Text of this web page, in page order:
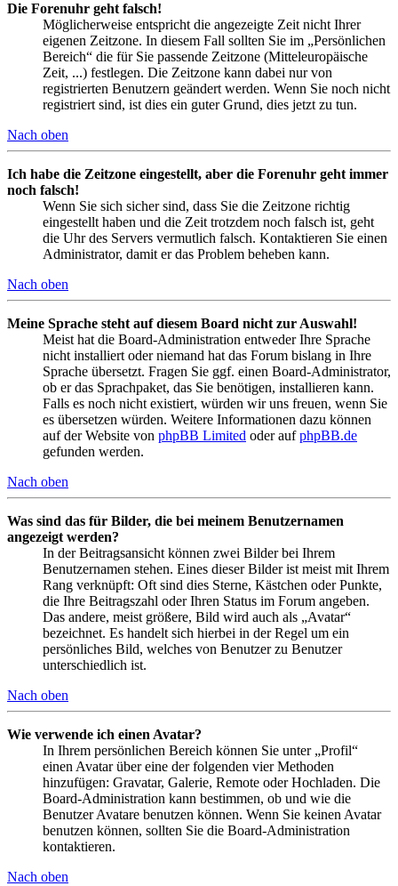
Die Forenuhr geht falsch!
Möglicherweise entspricht die angezeigte Zeit nicht Ihrer
eigenen Zeitzone. In diesem Fall sollten Sie im „Persönlichen
Bereich“ die für Sie passende Zeitzone (Mitteleuropäische
Zeit, ...) festlegen. Die Zeitzone kann dabei nur von
registrierten Benutzern geändert werden. Wenn Sie noch nicht
registriert sind, ist dies ein guter Grund, dies jetzt zu tun.
Nach oben
Ich habe die Zeitzone eingestellt, aber die Forenuhr geht immer
noch falsch!
Wenn Sie sich sicher sind, dass Sie die Zeitzone richtig
eingestellt haben und die Zeit trotzdem noch falsch ist, geht
die Uhr des Servers vermutlich falsch. Kontaktieren Sie einen
Administrator, damit er das Problem beheben kann.
Nach oben
Meine Sprache steht auf diesem Board nicht zur Auswahl!
Meist hat die Board-Administration entweder Ihre Sprache
nicht installiert oder niemand hat das Forum bislang in Ihre
Sprache übersetzt. Fragen Sie ggf. einen Board-Administrator,
ob er das Sprachpaket, das Sie benötigen, installieren kann.
Falls es noch nicht existiert, würden wir uns freuen, wenn Sie
es übersetzen würden. Weitere Informationen dazu können
auf der Website von phpBB Limited oder aufphpBB.de
gefunden werden.
Nach oben
Was sind das für Bilder, die bei meinem Benutzernamen
angezeigt werden?
In der Beitragsansicht können zwei Bilder bei Ihrem
Benutzernamen stehen. Eines dieser Bilder ist meist mit Ihrem
Rang verknüpft: Oft sind dies Sterne, Kästchen oder Punkte,
die Ihre Beitragszahl oder Ihren Status im Forum angeben.
Das andere, meist größere, Bild wird auch als „Avatar“
bezeichnet. Es handelt sich hierbei in der Regel um ein
persönliches Bild, welches von Benutzer zu Benutzer
unterschiedlich ist.
Nach oben
Wie verwende ich einen Avatar?
In Ihrem persönlichen Bereich können Sie unter „Profil“
einen Avatar über eine der folgenden vier Methoden
hinzufügen: Gravatar, Galerie, Remote oder Hochladen. Die
Board-Administration kann bestimmen, ob und wie die
Benutzer Avatare benutzen können. Wenn Sie keinen Avatar
benutzen können, sollten Sie die Board-Administration
kontaktieren.
Nach oben